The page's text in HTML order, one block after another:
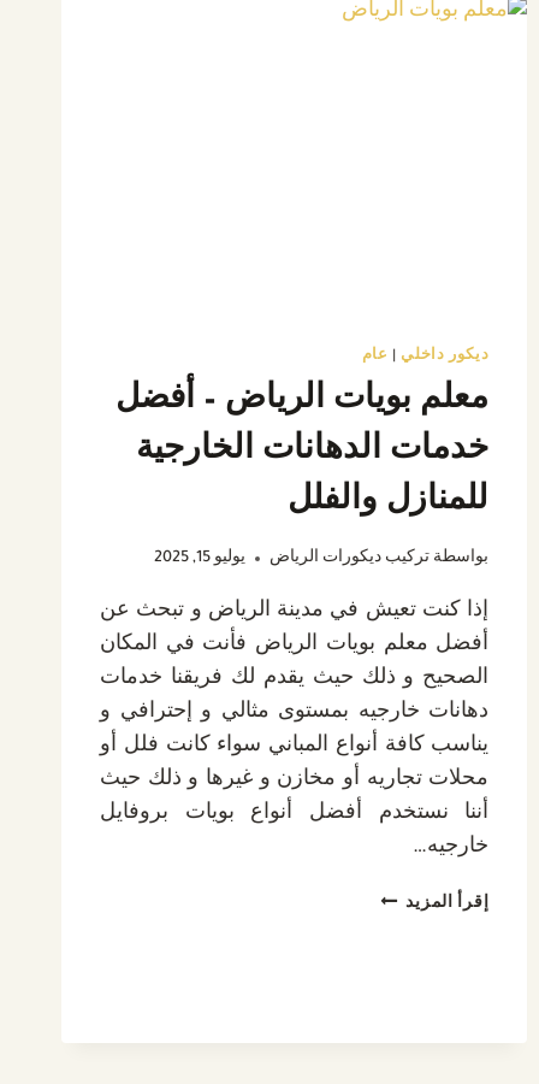
ديكور داخلي عام
معلم بويات الرياض – أفضل
خدمات الدهانات الخارجية
للمنازل والفلل
بواسطة تركيب ديكورات الرياض يوليو 15, 2025
إذا كنت تعيش في مدينة الرياض و تبحث عن
أفضل معلم بويات الرياض فأنت في المكان
الصحيح و ذلك حيث يقدم لك فريقنا خدمات
دهانات خارجيه بمستوى مثالي و إحترافي و
يناسب كافة أنواع المباني سواء كانت فلل أو
محلات تجاريه أو مخازن و غيرها و ذلك حيث
أننا نستخدم أفضل أنواع بويات بروفايل
خارجيه…
إقرأ المزيد معلم